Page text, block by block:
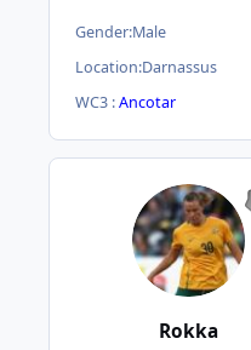
Gender:Male
Location:Darnassus
WC3 :Ancotar
Rokka